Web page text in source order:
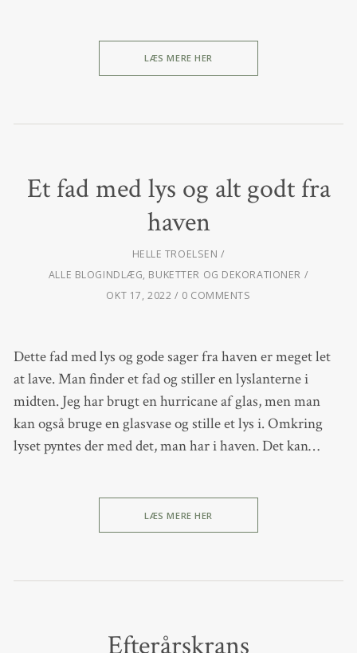
LÆS MERE HER
Et fad med lys og alt godt fra
haven
HELLE TROELSEN
ALLE BLOGINDLÆG, BUKETTER OG DEKORATIONER
OKT 17, 2022
0 COMMENTS
Dette fad med lys og gode sager fra haven er meget let
at lave. Man finder et fad og stiller en lyslanterne i
midten. Jeg har brugt en hurricane af glas, men man
kan også bruge en glasvase og stille et lys i. Omkring
lyset pyntes der med det, man har i haven. Det kan…
LÆS MERE HER
Efterårskrans